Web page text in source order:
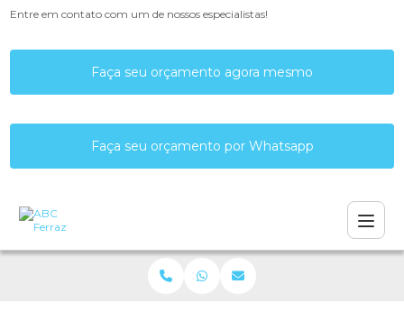
Entre em contato com um de nossos especialistas!
Faça seu orçamento agora mesmo
Faça seu orçamento por Whatsapp